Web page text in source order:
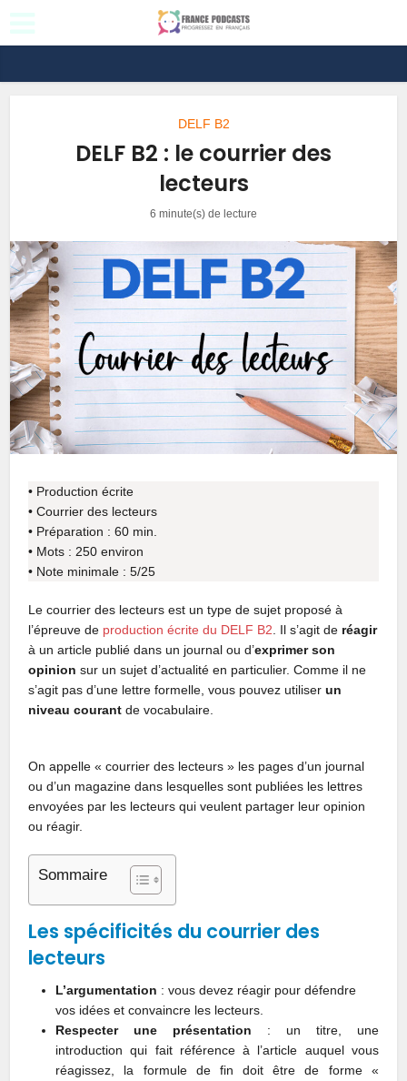
DELF B2
DELF B2 : le courrier des
lecteurs
6 minute(s) de lecture
• Production écrite
• Courrier des lecteurs
• Préparation : 60 min.
• Mots : 250 environ
• Note minimale : 5/25
Le courrier des lecteurs est un type de sujet proposé à
l’épreuve de production écrite du DELF B2 . Il s’agit de réagir
à un article publié dans un journal ou d’exprimer son
opinion sur un sujet d’actualité en particulier. Comme il ne
s’agit pas d’une lettre formelle, vous pouvez utiliserun
niveau courant de vocabulaire.
On appelle « courrier des lecteurs » les pages d’un journal
ou d’un magazine dans lesquelles sont publiées les lettres
envoyées par les lecteurs qui veulent partager leur opinion
ou réagir.
Sommaire
Les spécificités du courrier des
lecteurs
L’argumentation : vous devez réagir pour défendre
vos idées et convaincre les lecteurs.
Respecter une présentation : un titre, une
introduction qui fait référence à l’article auquel vous
réagissez, la formule de fin doit être de forme «